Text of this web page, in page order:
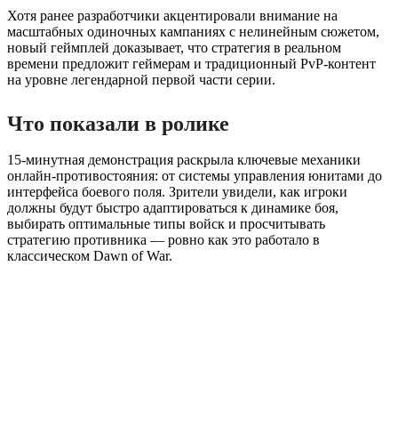
Хотя ранее разработчики акцентировали внимание на
масштабных одиночных кампаниях с нелинейным сюжетом,
новый геймплей доказывает, что стратегия в реальном
времени предложит геймерам и традиционный PvP-контент
на уровне легендарной первой части серии.
Что показали в ролике
15-минутная демонстрация раскрыла ключевые механики
онлайн-противостояния: от системы управления юнитами до
интерфейса боевого поля. Зрители увидели, как игроки
должны будут быстро адаптироваться к динамике боя,
выбирать оптимальные типы войск и просчитывать
стратегию противника — ровно как это работало в
классическом Dawn of War.